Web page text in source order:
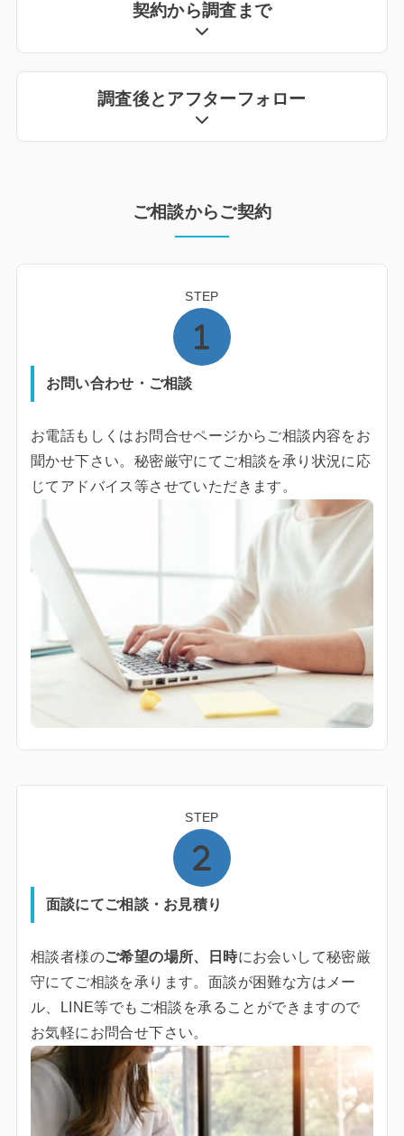
契約から調査まで
調査後とアフターフォロー
ご相談からご契約
STEP
お問い合わせ・ご相談
お電話もしくはお問合せページからご相談内容をお
聞かせ下さい。秘密厳守にてご相談を承り状況に応
じてアドバイス等させていただきます。
STEP
面談にてご相談・お見積り
相談者様のご希望の場所、日時にお会いして秘密厳
守にてご相談を承ります。面談が困難な方はメー
ル、LINE等でもご相談を承ることができますので
お気軽にお問合せ下さい。